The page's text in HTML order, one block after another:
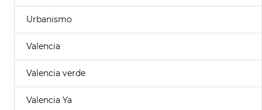
Urbanismo
Valencia
Valencia verde
Valencia Ya